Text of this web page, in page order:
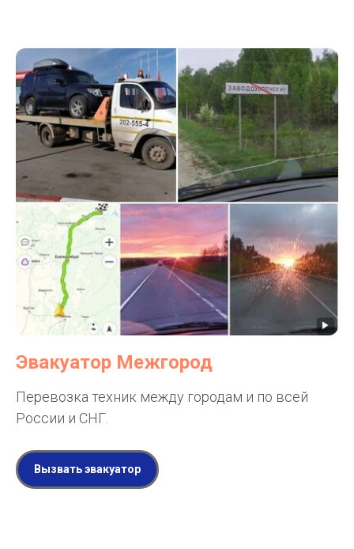
Эвакуатор Межгород
Перевозка техник между городам и по всей
России и СНГ.
Вызвать эвакуатор